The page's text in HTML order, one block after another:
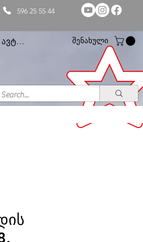
596 25 55 44
ავტორიზაცია შენახული